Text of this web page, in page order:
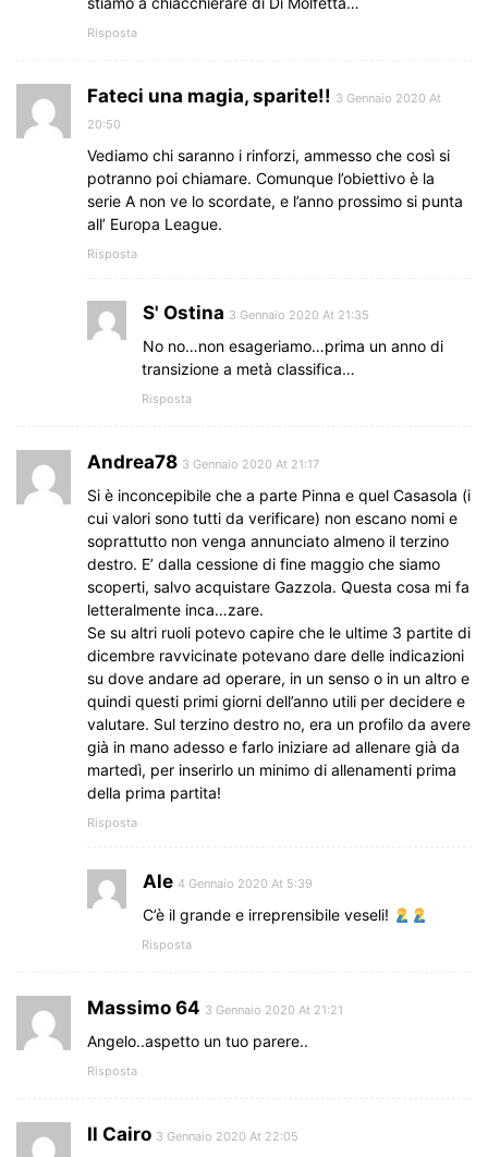
Risposta
Fateci una magia, sparite!! 3 Gennaio 2020 At
20:50
Vediamo chi saranno i rinforzi, ammesso che così si
potranno poi chiamare. Comunque l’obiettivo è la
serie A non ve lo scordate, e l’anno prossimo si punta
all’ Europa League.
Risposta
S' Ostina 3 Gennaio 2020 At 21:35
No no…non esageriamo…prima un anno di
transizione a metà classifica…
Risposta
Andrea78 3 Gennaio 2020 At 21:17
Si è inconcepibile che a parte Pinna e quel Casasola (i
cui valori sono tutti da verificare) non escano nomi e
soprattutto non venga annunciato almeno il terzino
destro. E’ dalla cessione di fine maggio che siamo
scoperti, salvo acquistare Gazzola. Questa cosa mi fa
letteralmente inca…zare.
Se su altri ruoli potevo capire che le ultime 3 partite di
dicembre ravvicinate potevano dare delle indicazioni
su dove andare ad operare, in un senso o in un altro e
quindi questi primi giorni dell’anno utili per decidere e
valutare. Sul terzino destro no, era un profilo da avere
già in mano adesso e farlo iniziare ad allenare già da
martedì, per inserirlo un minimo di allenamenti prima
della prima partita!
Risposta
Ale 4 Gennaio 2020 At 5:39
C’è il grande e irreprensibile veseli!
Risposta
Massimo 64 3 Gennaio 2020 At 21:21
Angelo..aspetto un tuo parere..
Risposta
Il Cairo 3 Gennaio 2020 At 22:05